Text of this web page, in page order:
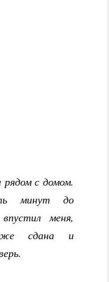
с домом.
минут до
меня,
сдана и